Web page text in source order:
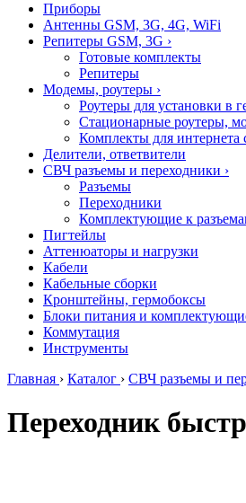
Приборы
Антенны GSM, 3G, 4G, WiFi
Репитеры GSM, 3G ›
Готовые комплекты
Репитеры
Модемы, роутеры ›
Роутеры для установки в
Стационарные роутеры,
Комплекты для интернета
Делители, ответвители
СВЧ разъемы и переходники ›
Разъемы
Переходники
Комплектующие к
Пигтейлы
Аттенюаторы и нагрузки
Кабели
Кабельные сборки
Кронштейны, гермобоксы
Блоки питания и
Коммутация
Инструменты
Главная › Каталог › СВЧ разъемы и
Переходник